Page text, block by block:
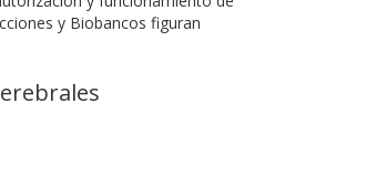
y Biobancos figuran